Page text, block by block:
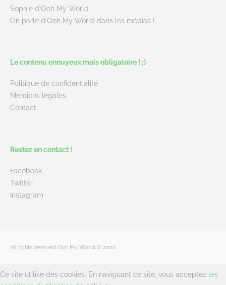
Sophie d’Ooh My World
On parle d’Ooh My World dans les médias !
Le contenu ennuyeux mais obligatoire ! ;)
Politique de confidentialité
Mentions légales
Contact
Restez en contact !
Facebook
Twitter
Instagram
All rights reserved Ooh My World © 2020.
Ce site utilise des cookies. En naviguant ce site, vous acceptez les